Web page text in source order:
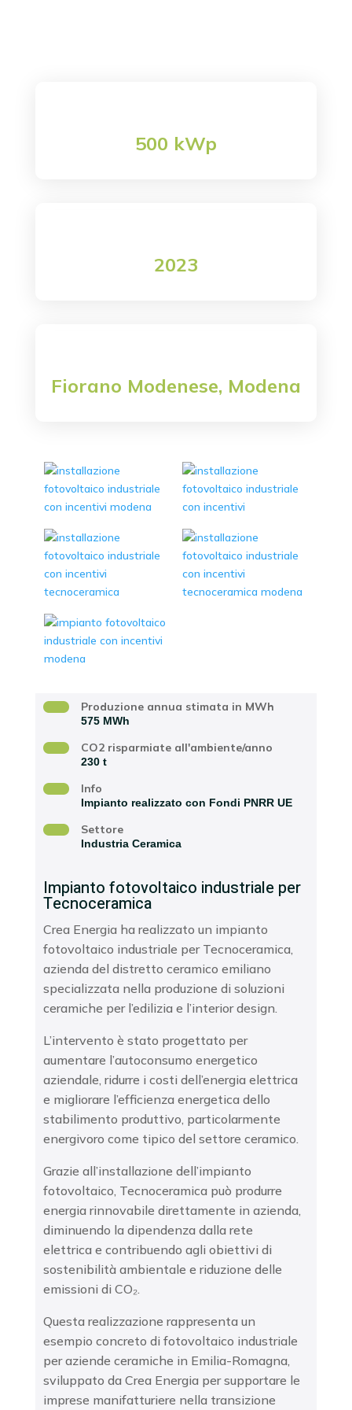
500 kWp
2023
Fiorano Modenese, Modena
Produzione annua stimata in MWh
575 MWh
CO2 risparmiate all'ambiente/anno
230 t
Info
Impianto realizzato con Fondi PNRR UE
Settore
Industria Ceramica
Impianto fotovoltaico industriale per
Tecnoceramica
Crea Energia ha realizzato un impianto
fotovoltaico industriale per Tecnoceramica,
azienda del distretto ceramico emiliano
specializzata nella produzione di soluzioni
ceramiche per l’edilizia e l’interior design.
L’intervento è stato progettato per
aumentare l’autoconsumo energetico
aziendale, ridurre i costi dell’energia elettrica
e migliorare l’efficienza energetica dello
stabilimento produttivo, particolarmente
energivoro come tipico del settore ceramico.
Grazie all’installazione dell’impianto
fotovoltaico, Tecnoceramica può produrre
energia rinnovabile direttamente in azienda,
diminuendo la dipendenza dalla rete
elettrica e contribuendo agli obiettivi di
sostenibilità ambientale e riduzione delle
emissioni di CO₂.
Questa realizzazione rappresenta un
esempio concreto di fotovoltaico industriale
per aziende ceramiche in Emilia-Romagna,
sviluppato da Crea Energia per supportare le
imprese manifatturiere nella transizione